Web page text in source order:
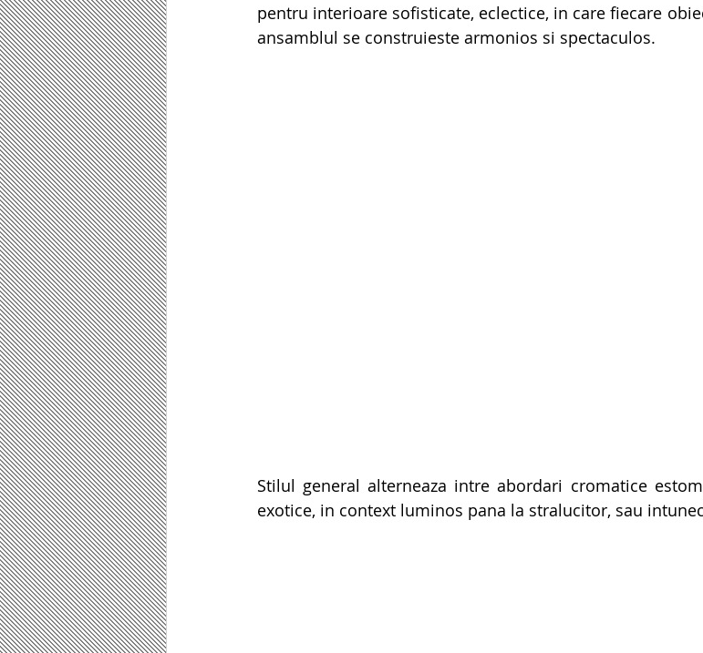
pentru interioare sofisticate, eclectice, in care fiecare
ansamblul se construieste armonios si spectaculos.
Stilul general alterneaza intre abordari cromatice
exotice, in context luminos pana la stralucitor, sau